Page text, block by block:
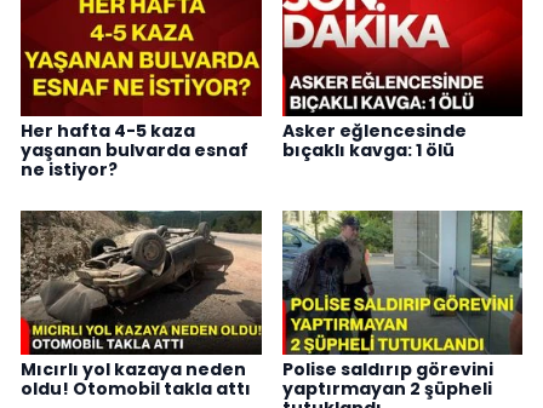
Her hafta 4-5 kaza
yaşanan bulvarda esnaf
ne istiyor?
Asker eğlencesinde
bıçaklı kavga: 1 ölü
Mıcırlı yol kazaya neden
oldu! Otomobil takla attı
Polise saldırıp görevini
yaptırmayan 2 şüpheli